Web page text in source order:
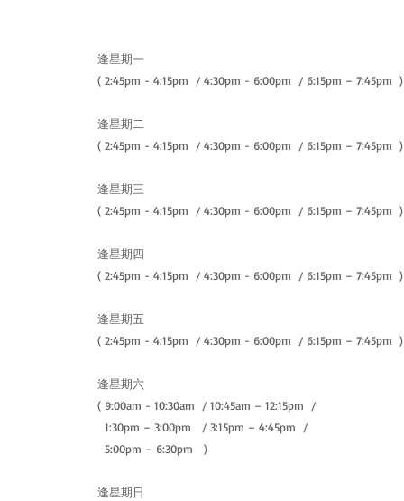
逢星期一
( 2:45pm - 4:15pm / 4:30pm - 6:00pm / 6:15pm – 7:45pm )
逢星期二
( 2:45pm - 4:15pm / 4:30pm - 6:00pm / 6:15pm – 7:45pm )
逢星期三
( 2:45pm - 4:15pm / 4:30pm - 6:00pm / 6:15pm – 7:45pm )
逢星期四
( 2:45pm - 4:15pm / 4:30pm - 6:00pm / 6:15pm – 7:45pm )
逢星期五
( 2:45pm - 4:15pm / 4:30pm - 6:00pm / 6:15pm – 7:45pm )
逢星期六
( 9:00am - 10:30am / 10:45am – 12:15pm /
1:30pm – 3:00pm / 3:15pm – 4:45pm /
5:00pm – 6:30pm )​
逢星期日